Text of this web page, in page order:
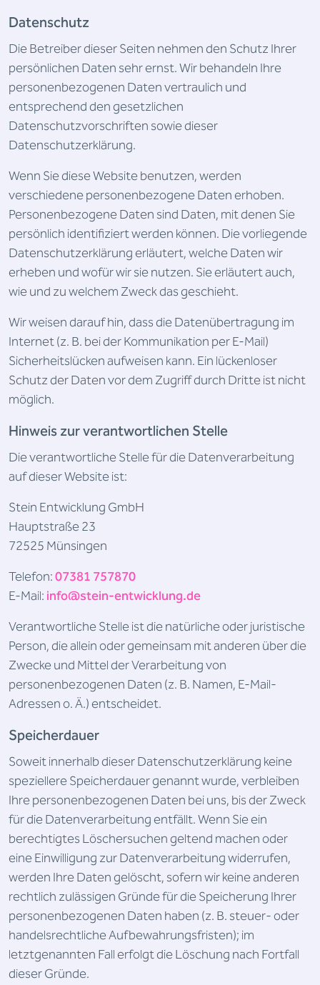
Datenschutz
Die Betreiber dieser Seiten nehmen den Schutz Ihrer
persönlichen Daten sehr ernst. Wir behandeln Ihre
personenbezogenen Daten vertraulich und
entsprechend den gesetzlichen
Datenschutzvorschriften sowie dieser
Datenschutzerklärung.
Wenn Sie diese Website benutzen, werden
verschiedene personenbezogene Daten erhoben.
Personenbezogene Daten sind Daten, mit denen Sie
persönlich identifiziert werden können. Die vorliegende
Datenschutzerklärung erläutert, welche Daten wir
erheben und wofür wir sie nutzen. Sie erläutert auch,
wie und zu welchem Zweck das geschieht.
Wir weisen darauf hin, dass die Datenübertragung im
Internet (z. B. bei der Kommunikation per E-Mail)
Sicherheitslücken aufweisen kann. Ein lückenloser
Schutz der Daten vor dem Zugriff durch Dritte ist nicht
möglich.
Hinweis zur verantwortlichen Stelle
Die verantwortliche Stelle für die Datenverarbeitung
auf dieser Website ist:
Stein Entwicklung GmbH
Hauptstraße 23
72525 Münsingen
Telefon:07381 757870
E-Mail:info@stein-entwicklung.de
Verantwortliche Stelle ist die natürliche oder juristische
Person, die allein oder gemeinsam mit anderen über die
Zwecke und Mittel der Verarbeitung von
personenbezogenen Daten (z. B. Namen, E-Mail-
Adressen o. Ä.) entscheidet.
Speicherdauer
Soweit innerhalb dieser Datenschutzerklärung keine
speziellere Speicherdauer genannt wurde, verbleiben
Ihre personenbezogenen Daten bei uns, bis der Zweck
für die Datenverarbeitung entfällt. Wenn Sie ein
berechtigtes Löschersuchen geltend machen oder
eine Einwilligung zur Datenverarbeitung widerrufen,
werden Ihre Daten gelöscht, sofern wir keine anderen
rechtlich zulässigen Gründe für die Speicherung Ihrer
personenbezogenen Daten haben (z. B. steuer- oder
handelsrechtliche Aufbewahrungsfristen); im
letztgenannten Fall erfolgt die Löschung nach Fortfall
dieser Gründe.